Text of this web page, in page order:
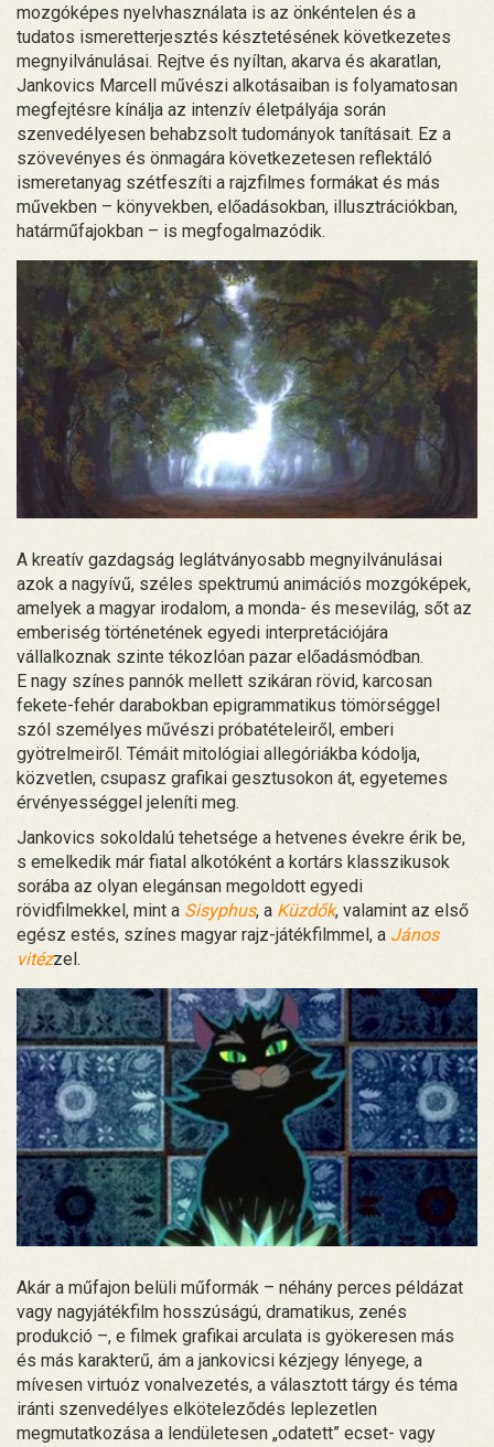
mozgóképes nyelvhasználata is az önkéntelen és a
tudatos ismeretterjesztés késztetésének következetes
megnyilvánulásai. Rejtve és nyíltan, akarva és akaratlan,
Jankovics Marcell művészi alkotásaiban is folyamatosan
megfejtésre kínálja az intenzív életpályája során
szenvedélyesen behabzsolt tudományok tanításait. Ez a
szövevényes és önmagára következetesen reflektáló
ismeretanyag szétfeszíti a rajzfilmes formákat és más
művekben – könyvekben, előadásokban, illusztrációkban,
határműfajokban – is megfogalmazódik.
A kreatív gazdagság leglátványosabb megnyilvánulásai
azok a nagyívű, széles spektrumú animációs mozgóképek,
amelyek a magyar irodalom, a monda- és mesevilág, sőt az
emberiség történetének egyedi interpretációjára
vállalkoznak szinte tékozlóan pazar előadásmódban.
E nagy színes pannók mellett szikáran rövid, karcosan
fekete-fehér darabokban epigrammatikus tömörséggel
szól személyes művészi próbatételeiről, emberi
gyötrelmeiről. Témáit mitológiai allegóriákba kódolja,
közvetlen, csupasz grafikai gesztusokon át, egyetemes
érvényességgel jeleníti meg.
Jankovics sokoldalú tehetsége a hetvenes évekre érik be,
s emelkedik már fiatal alkotóként a kortárs klasszikusok
sorába az olyan elegánsan megoldott egyedi
rövidfilmekkel, mint a Sisyphus, a Küzdők, valamint az első
egész estés, színes magyar rajz-játékfilmmel, a János
vitézzel.
Akár a műfajon belüli műformák – néhány perces példázat
vagy nagyjátékfilm hosszúságú, dramatikus, zenés
produkció –, e filmek grafikai arculata is gyökeresen más
és más karakterű, ám a jankovicsi kézjegy lényege, a
mívesen virtuóz vonalvezetés, a választott tárgy és téma
iránti szenvedélyes elköteleződés leplezetlen
megmutatkozása a lendületesen „odatett” ecset- vagy